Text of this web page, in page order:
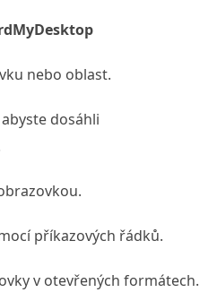
nebo oblast.
dosáhli
příkazových řádků.
v otevřených formátech.